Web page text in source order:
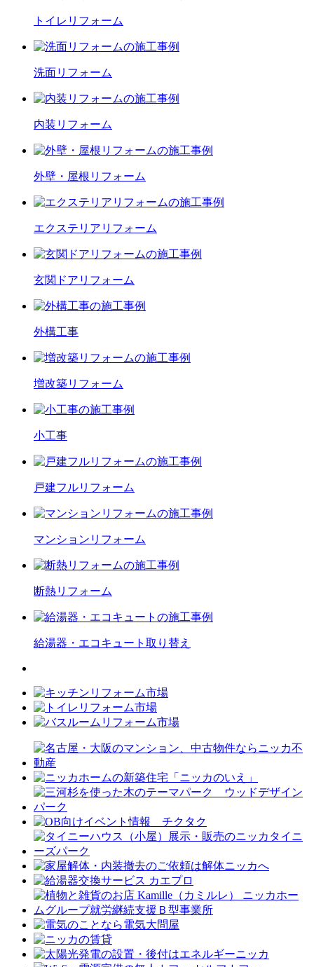
トイレ リフォーム
洗面リフォーム
内装 リフォーム
外壁・屋根 リフォーム
エクステリア リフォーム
玄関ドア リフォーム
外構工事
増改築リフォーム
小工事
戸建フルリフォーム
マンション リフォーム
断熱リフォーム
給湯器・エコキュート 取り替え